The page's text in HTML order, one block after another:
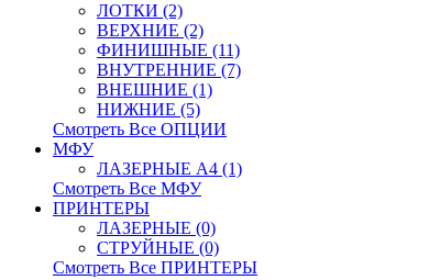
ЛОТКИ (2)
ВЕРХНИЕ (2)
ФИНИШНЫЕ (11)
ВНУТРЕННИЕ (7)
ВНЕШНИЕ (1)
НИЖНИЕ (5)
Смотреть Все ОПЦИИ
МФУ
ЛАЗЕРНЫЕ A4 (1)
Смотреть Все МФУ
ПРИНТЕРЫ
ЛАЗЕРНЫЕ (0)
СТРУЙНЫЕ (0)
Смотреть Все ПРИНТЕРЫ